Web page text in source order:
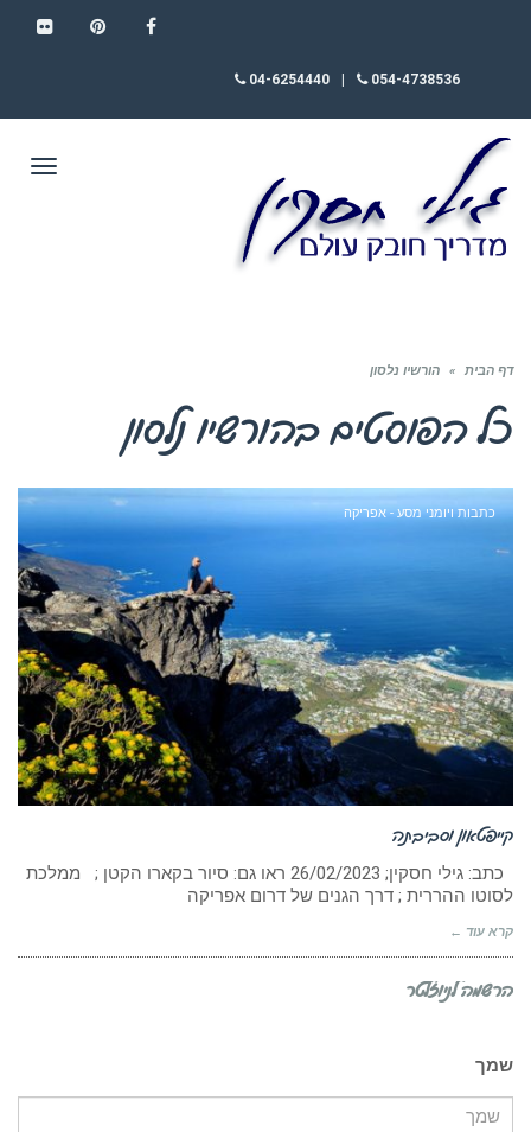
054-4738536
04-6254440
דף הבית » הורשיו נלסון
כל הפוסטים בהורשיו נלסון
כתבות ויומני מסע - אפריקה
קייפטאון וסביבתה
כתב: גילי חסקין; ‏‏26/02/2023 ראו גם: סיור בקארו הקטן ; ממלכת
לסוטו ההררית ; דרך הגנים של דרום אפריקה
קרא עוד ←
הרשמה לניוזלטר
שמך